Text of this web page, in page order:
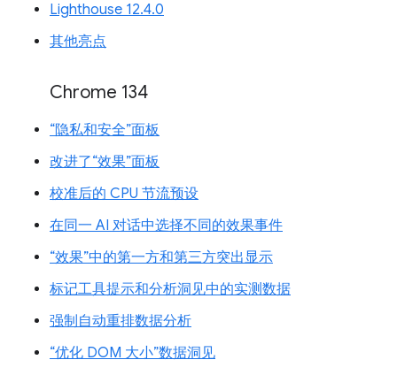
Lighthouse 12.4.0
其他亮点
Chrome 134
“隐私和安全”面板
改进了“效果”面板
校准后的 CPU 节流预设
在同一 AI 对话中选择不同的效果事件
“效果”中的第一方和第三方突出显示
标记工具提示和分析洞见中的实测数据
强制自动重排数据分析
“优化 DOM 大小”数据洞见